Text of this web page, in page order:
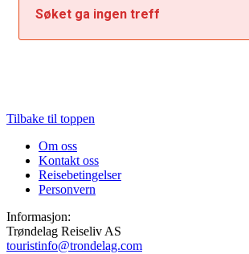
Lukk
Søket ga ingen treff
Tilbake til toppen
Om oss
Kontakt oss
Reisebetingelser
Personvern
Informasjon:
Trøndelag Reiseliv AS
touristinfo@trondelag.com